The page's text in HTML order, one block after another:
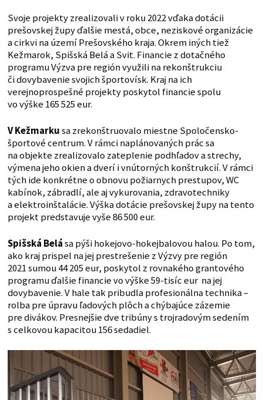
Svoje projekty zrealizovali v roku 2022 vďaka dotácii
prešovskej župy ďalšie mestá, obce, neziskové organizácie
a cirkvi na území Prešovského kraja. Okrem iných tiež
Kežmarok, Spišská Belá a Svit. Financie z dotačného
programu Výzva pre región využili na rekonštrukciu
či dovybavenie svojich športovísk. Kraj na ich
verejnoprospešné projekty poskytol financie spolu
vo výške 165 525 eur.
V Kežmarkusa zrekonštruovalo miestne Spoločensko-
športové centrum. V rámci naplánovaných prác sa
na objekte zrealizovalo zateplenie podhľadov a strechy,
výmena jeho okien a dverí i vnútorných konštrukcií. V rámci
tých ide konkrétne o obnovu požiarnych prestupov, WC
kabínok, zábradlí, ale aj vykurovania, zdravotechniky
a elektroinštalácie. Výška dotácie prešovskej župy na tento
projekt predstavuje vyše 86 500 eur.
Spišská Belása pýši hokejovo-hokejbalovou halou. Po tom,
ako kraj prispel na jej prestrešenie z Výzvy pre región
2021 sumou 44 205 eur, poskytol z rovnakého grantového
programu ďalšie financie vo výške 59-tisíc eur na jej
dovybavenie. V hale tak pribudla profesionálna technika –
rolba pre úpravu ľadových plôch a chýbajúce zázemie
pre divákov. Presnejšie dve tribúny s trojradovým sedením
s celkovou kapacitou 156 sedadiel.